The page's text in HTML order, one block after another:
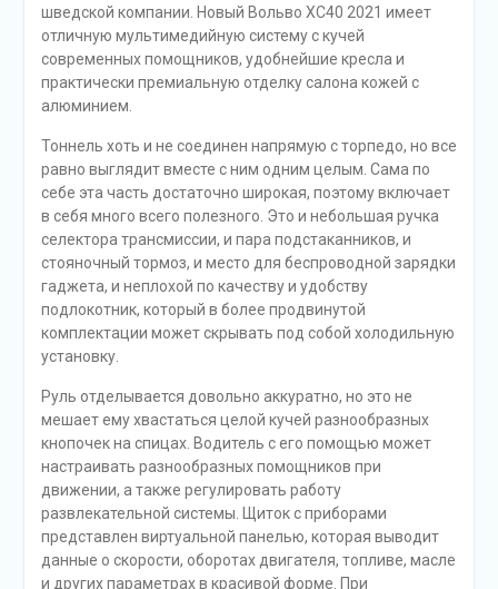
шведской компании. Новый Вольво ХС40 2021 имеет
отличную мультимедийную систему с кучей
современных помощников, удобнейшие кресла и
практически премиальную отделку салона кожей с
алюминием.
Тоннель хоть и не соединен напрямую с торпедо, но все
равно выглядит вместе с ним одним целым. Сама по
себе эта часть достаточно широкая, поэтому включает
в себя много всего полезного. Это и небольшая ручка
селектора трансмиссии, и пара подстаканников, и
стояночный тормоз, и место для беспроводной зарядки
гаджета, и неплохой по качеству и удобству
подлокотник, который в более продвинутой
комплектации может скрывать под собой холодильную
установку.
Руль отделывается довольно аккуратно, но это не
мешает ему хвастаться целой кучей разнообразных
кнопочек на спицах. Водитель с его помощью может
настраивать разнообразных помощников при
движении, а также регулировать работу
развлекательной системы. Щиток с приборами
представлен виртуальной панелью, которая выводит
данные о скорости, оборотах двигателя, топливе, масле
и других параметрах в красивой форме. При